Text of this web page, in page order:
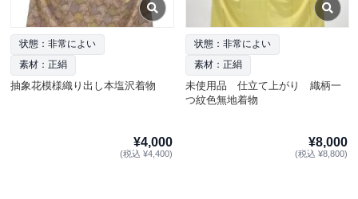
状態：非常によい
素材：正絹
抽象花模様織り出し本塩沢着物
¥4,000
(税込 ¥4,400)
状態：非常によい
素材：正絹
未使用品 仕立て上がり 織柄一
つ紋色無地着物
¥8,000
(税込 ¥8,800)